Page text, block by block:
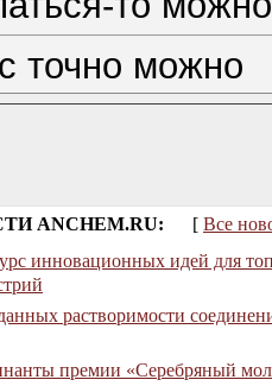
точно можно
ANCHEM.RU: [ Все
инновационных идей для
растворимости
премии «Серебряный